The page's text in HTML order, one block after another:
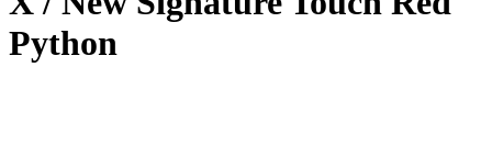
Python